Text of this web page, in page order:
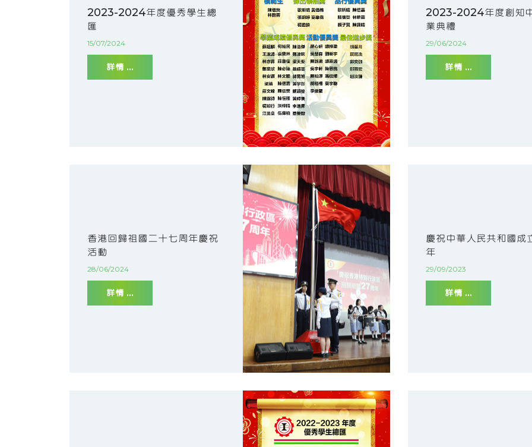
2023-2024年度優秀學生總
匯
15/07/2024
詳情 ...
2023-2024年度創知
業典禮
29/06/2024
詳情 ...
香港回歸祖國二十七周年慶祝
活動
28/06/2024
詳情 ...
慶祝中華人民共和國成
年
29/09/2023
詳情 ...